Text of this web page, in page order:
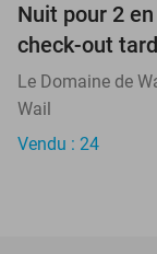
Nuit pour 2
check-out
Le Domaine de
Wail
Vendu : 24